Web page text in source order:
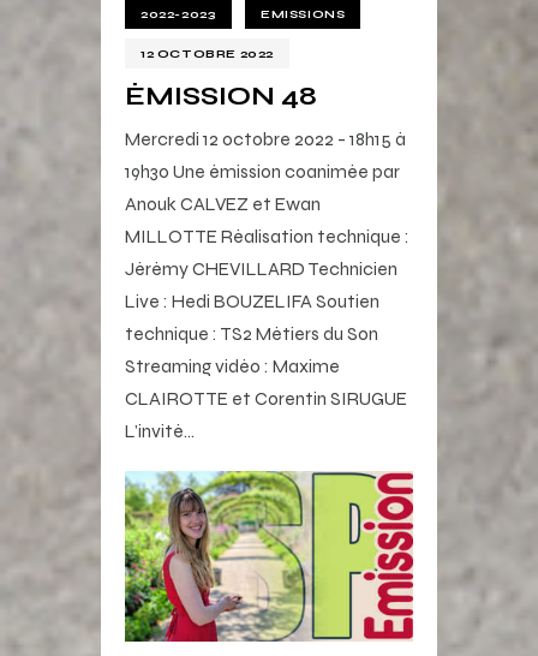
2022-2023 EMISSIONS
12 OCTOBRE 2022
ÉMISSION 48
Mercredi 12 octobre 2022 - 18h15 à
19h30 Une émission coanimée par
Anouk CALVEZ et Ewan
MILLOTTE Réalisation technique :
Jérémy CHEVILLARD Technicien
Live : Hedi BOUZELIFA Soutien
technique : TS2 Métiers du Son
Streaming vidéo : Maxime
CLAIROTTE et Corentin SIRUGUE
L’invité…